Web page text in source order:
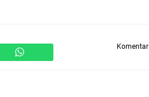
Komentar